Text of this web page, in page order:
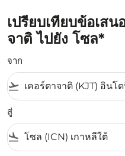
เปรียบเทียบข้อเส
จาติ ไปยัง โซล*
จาก
flight_takeoff
สู่
flight_land